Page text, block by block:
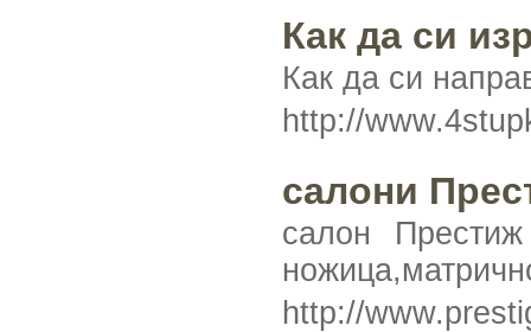
Как да си
Как да си
http://
салони
салон
http://